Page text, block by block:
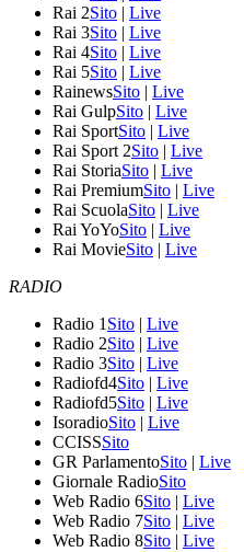
Rai 2Sito | Live
Rai 3Sito | Live
Rai 4Sito | Live
Rai 5Sito | Live
RainewsSito | Live
Rai GulpSito | Live
Rai SportSito | Live
Rai Sport 2Sito | Live
Rai StoriaSito | Live
Rai PremiumSito | Live
Rai ScuolaSito | Live
Rai YoYoSito | Live
Rai MovieSito | Live
RADIO
Radio 1 Sito | Live
Radio 2Sito | Live
Radio 3Sito | Live
Radiofd4Sito | Live
Radiofd5Sito | Live
IsoradioSito | Live
CCISSSito
GR ParlamentoSito | Live
Giornale RadioSito
Web Radio 6Sito | Live
Web Radio 7Sito | Live
Web Radio 8Sito | Live